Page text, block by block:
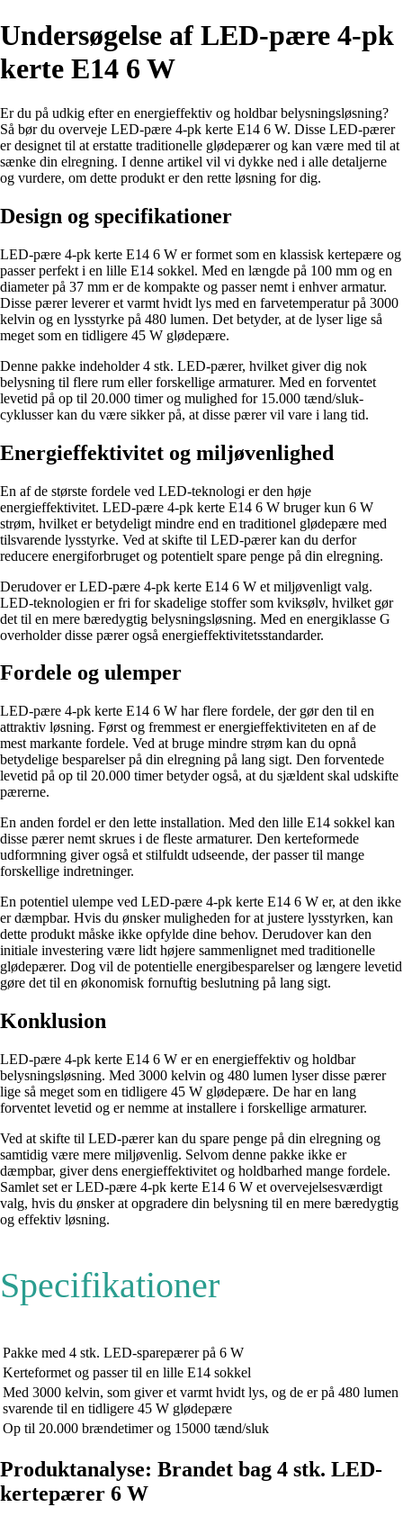
Undersøgelse af LED-pære 4-pk
kerte E14 6 W
Er du på udkig efter en energieffektiv og holdbar belysningsløsning?
Så bør du overveje LED-pære 4-pk kerte E14 6 W. Disse LED-pærer
er designet til at erstatte traditionelle glødepærer og kan være med til at
sænke din elregning. I denne artikel vil vi dykke ned i alle detaljerne
og vurdere, om dette produkt er den rette løsning for dig.
Design og specifikationer
LED-pære 4-pk kerte E14 6 W er formet som en klassisk kertepære og
passer perfekt i en lille E14 sokkel. Med en længde på 100 mm og en
diameter på 37 mm er de kompakte og passer nemt i enhver armatur.
Disse pærer leverer et varmt hvidt lys med en farvetemperatur på 3000
kelvin og en lysstyrke på 480 lumen. Det betyder, at de lyser lige så
meget som en tidligere 45 W glødepære.
Denne pakke indeholder 4 stk. LED-pærer, hvilket giver dig nok
belysning til flere rum eller forskellige armaturer. Med en forventet
levetid på op til 20.000 timer og mulighed for 15.000 tænd/sluk-
cyklusser kan du være sikker på, at disse pærer vil vare i lang tid.
Energieffektivitet og miljøvenlighed
En af de største fordele ved LED-teknologi er den høje
energieffektivitet. LED-pære 4-pk kerte E14 6 W bruger kun 6 W
strøm, hvilket er betydeligt mindre end en traditionel glødepære med
tilsvarende lysstyrke. Ved at skifte til LED-pærer kan du derfor
reducere energiforbruget og potentielt spare penge på din elregning.
Derudover er LED-pære 4-pk kerte E14 6 W et miljøvenligt valg.
LED-teknologien er fri for skadelige stoffer som kviksølv, hvilket gør
det til en mere bæredygtig belysningsløsning. Med en energiklasse G
overholder disse pærer også energieffektivitetsstandarder.
Fordele og ulemper
LED-pære 4-pk kerte E14 6 W har flere fordele, der gør den til en
attraktiv løsning. Først og fremmest er energieffektiviteten en af de
mest markante fordele. Ved at bruge mindre strøm kan du opnå
betydelige besparelser på din elregning på lang sigt. Den forventede
levetid på op til 20.000 timer betyder også, at du sjældent skal udskifte
pærerne.
En anden fordel er den lette installation. Med den lille E14 sokkel kan
disse pærer nemt skrues i de fleste armaturer. Den kerteformede
udformning giver også et stilfuldt udseende, der passer til mange
forskellige indretninger.
En potentiel ulempe ved LED-pære 4-pk kerte E14 6 W er, at den ikke
er dæmpbar. Hvis du ønsker muligheden for at justere lysstyrken, kan
dette produkt måske ikke opfylde dine behov. Derudover kan den
initiale investering være lidt højere sammenlignet med traditionelle
glødepærer. Dog vil de potentielle energibesparelser og længere levetid
gøre det til en økonomisk fornuftig beslutning på lang sigt.
Konklusion
LED-pære 4-pk kerte E14 6 W er en energieffektiv og holdbar
belysningsløsning. Med 3000 kelvin og 480 lumen lyser disse pærer
lige så meget som en tidligere 45 W glødepære. De har en lang
forventet levetid og er nemme at installere i forskellige armaturer.
Ved at skifte til LED-pærer kan du spare penge på din elregning og
samtidig være mere miljøvenlig. Selvom denne pakke ikke er
dæmpbar, giver dens energieffektivitet og holdbarhed mange fordele.
Samlet set er LED-pære 4-pk kerte E14 6 W et overvejelsesværdigt
valg, hvis du ønsker at opgradere din belysning til en mere bæredygtig
og effektiv løsning.
Specifikationer
Pakke med 4 stk. LED-sparepærer på 6 W
Kerteformet og passer til en lille E14 sokkel
Med 3000 kelvin, som giver et varmt hvidt lys, og de er på 480 lumen
svarende til en tidligere 45 W glødepære
Op til 20.000 brændetimer og 15000 tænd/sluk
Produktanalyse: Brandet bag 4 stk. LED-
kertepærer 6 W